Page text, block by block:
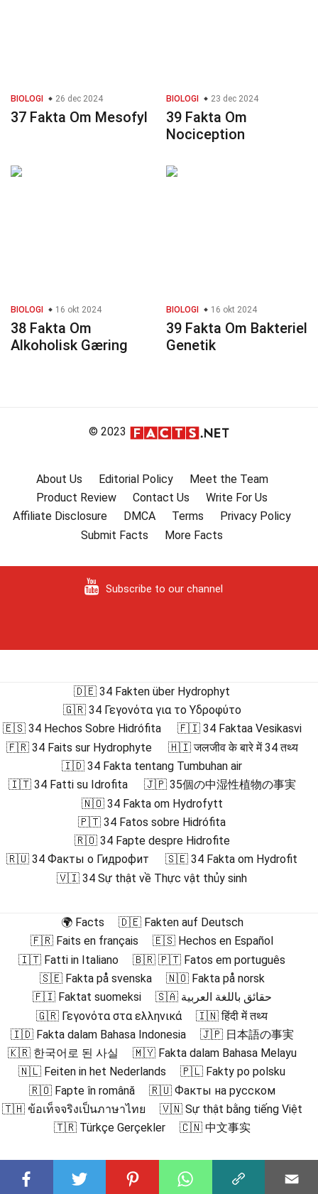
BIOLOGI 26 dec 2024
37 Fakta Om Mesofyl
BIOLOGI 23 dec 2024
39 Fakta Om
Nociception
BIOLOGI 16 okt 2024
38 Fakta Om
Alkoholisk Gæring
BIOLOGI 16 okt 2024
39 Fakta Om Bakteriel
Genetik
© 2023
About Us Editorial Policy
Meet the Team
Product Review
Contact Us
Write For Us
Affiliate Disclosure
DMCA Terms
Privacy Policy
Submit Facts
More Facts
Subscribe to our channel
🇩🇪 34 Fakten über Hydrophyt
🇬🇷 34 Γεγονότα για το Υδροφύτο
🇪🇸 34 Hechos Sobre Hidrófita
🇫🇮 34 Faktaa Vesikasvi
🇫🇷 34 Faits sur Hydrophyte
🇭🇮 जलजीव के बारे में 34 तथ्य
🇮🇩 34 Fakta tentang Tumbuhan air
🇮🇹 34 Fatti su Idrofita
🇯🇵 35個の中湿性植物の事実
🇳🇴 34 Fakta om Hydrofytt
🇵🇹 34 Fatos sobre Hidrófita
🇷🇴 34 Fapte despre Hidrofite
🇷🇺 34 Факты о Гидрофит
🇸🇪 34 Fakta om Hydrofit
🇻🇮 34 Sự thật về Thực vật thủy sinh
🌍 Facts
🇩🇪 Fakten auf Deutsch
🇫🇷 Faits en français
🇪🇸 Hechos en Español
🇮🇹 Fatti in Italiano
🇧🇷 🇵🇹 Fatos em português
🇸🇪 Fakta på svenska
🇳🇴 Fakta på norsk
🇫🇮 Faktat suomeksi
🇸🇦 حقائق باللغة العربية
🇬🇷 Γεγονότα στα ελληνικά
🇮🇳 हिंदी में तथ्य
🇮🇩 Fakta dalam Bahasa Indonesia
🇯🇵 日本語の事実
🇰🇷 한국어로 된 사실
🇲🇾 Fakta dalam Bahasa Melayu
🇳🇱 Feiten in het Nederlands
🇵🇱 Fakty po polsku
🇷🇴 Fapte în română
🇷🇺 Факты на русском
🇹🇭 ข้อเท็จจริงเป็นภาษาไทย
🇻🇳 Sự thật bằng tiếng Việt
🇹🇷 Türkçe Gerçekler
🇨🇳 中文事实